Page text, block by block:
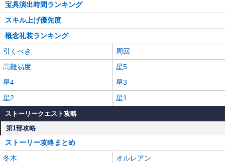
宝具演出時間ランキング
スキル上げ優先度
概念礼装ランキング
引くべき
周回
高難易度
星5
星4
星3
星2
星1
ストーリークエスト攻略
第1部攻略
ストーリー攻略まとめ
冬木
オルレアン